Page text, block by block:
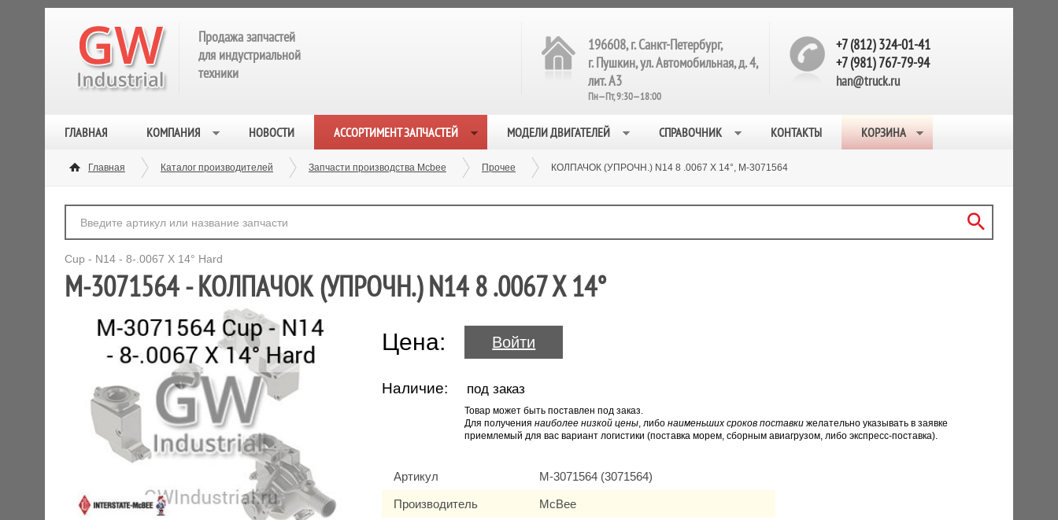
Продажа запчастей
для индустриальной
техники
196608, г. Санкт-Петербург,
г. Пушкин, ул. Автомобильная, д. 4,
лит. А3
Пн—Пт, 9:30—18:00
+7 (812) 324-01-41
+7 (981) 767-79-94
han@truck.ru
ГЛАВНАЯ КОМПАНИЯ НОВОСТИ АССОРТИМЕНТ ЗАПЧАСТЕЙ МОДЕЛИ ДВИГАТЕЛЕЙ СПРАВОЧНИК КОНТАКТЫ КОРЗИНА
Главная Каталог производителей Запчасти производства Mcbee Прочее КОЛПАЧОК (УПРОЧН.) N14 8 .0067 X 14°, M-3071564
Cup - N14 - 8-.0067 X 14° Hard
M-3071564 - КОЛПАЧОК (УПРОЧН.) N14 8 .0067 X 14°
Цена: Войти
Наличие: под заказ
Товар может быть поставлен под заказ.
Для получениянаиболее низкой цены, либонаименьших сроков поставки желательно указывать в заявке
приемлемый для вас вариант логистики (поставка морем, сборным авиагрузом, либо экспресс-поставка).
Артикул M-3071564 (3071564)
Производитель McBee